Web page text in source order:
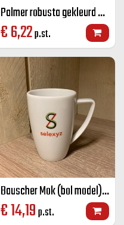
Palmer robusta gekleurd senseo mok zwart 18 CL
€6,22p.st.
Bauscher Mok (bol model) wit 28 cl
€14,19p.st.